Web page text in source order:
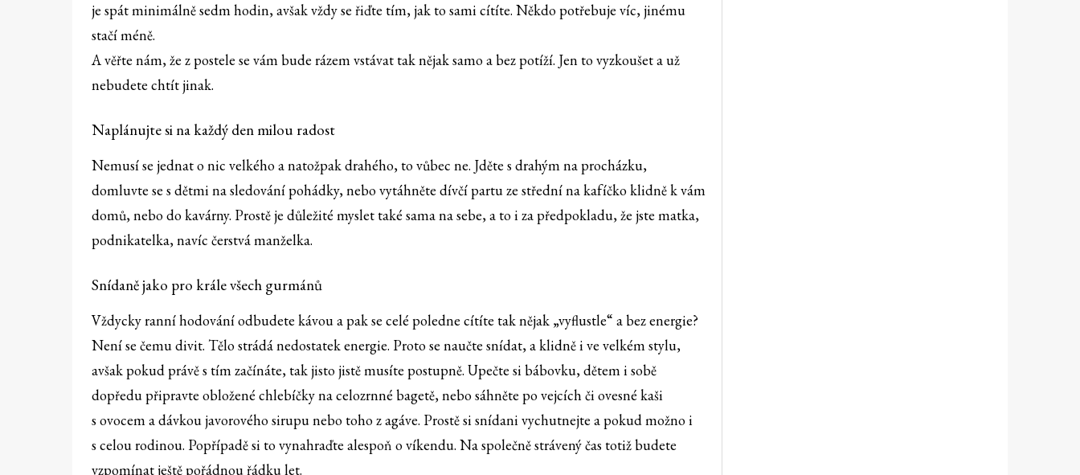
je spát minimálně sedm hodin, avšak vždy se řiďte tím, jak to sami cítíte. Někdo potřebuje víc, jinému
stačí méně.
A věřte nám, že z postele se vám bude rázem vstávat tak nějak samo a bez potíží. Jen to vyzkoušet a už
nebudete chtít jinak.
Naplánujte si na každý den milou radost
Nemusí se jednat o nic velkého a natožpak drahého, to vůbec ne. Jděte s drahým na procházku,
domluvte se s dětmi na sledování pohádky, nebo vytáhněte dívčí partu ze střední na kafíčko klidně k vám
domů, nebo do kavárny. Prostě je důležité myslet také sama na sebe, a to i za předpokladu, že jste matka,
podnikatelka, navíc čerstvá manželka.
Snídaně jako pro krále všech gurmánů
Vždycky ranní hodování odbudete kávou a pak se celé poledne cítíte tak nějak „vyflustle“ a bez energie?
Není se čemu divit. Tělo strádá nedostatek energie. Proto se naučte snídat, a klidně i ve velkém stylu,
avšak pokud právě s tím začínáte, tak jisto jistě musíte postupně. Upečte si bábovku, dětem i sobě
dopředu připravte obložené chlebíčky na celozrnné bagetě, nebo sáhněte po vejcích či ovesné kaši
s ovocem a dávkou javorového sirupu nebo toho z agáve. Prostě si snídani vychutnejte a pokud možno i
s celou rodinou. Popřípadě si to vynahraďte alespoň o víkendu. Na společně strávený čas totiž budete
vzpomínat ještě pořádnou řádku let.